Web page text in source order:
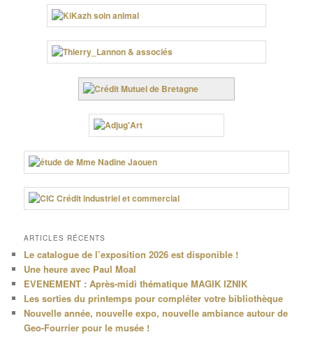
ARTICLES RÉCENTS
Le catalogue de l’exposition 2026 est disponible !
Une heure avec Paul Moal
EVENEMENT : Après-midi thématique MAGIK IZNIK
Les sorties du printemps pour compléter votre bibliothèque
Nouvelle année, nouvelle expo, nouvelle ambiance autour de
Geo-Fourrier pour le musée !